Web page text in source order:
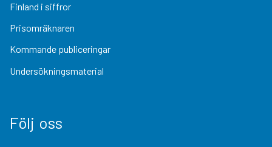
Finland i siffror
Prisomräknaren
Kommande publiceringar
Undersökningsmaterial
Följ oss